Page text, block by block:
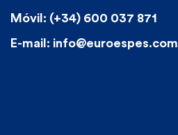
Móvil: (+34) 600 037 871
E-mail: info@euroespes.com